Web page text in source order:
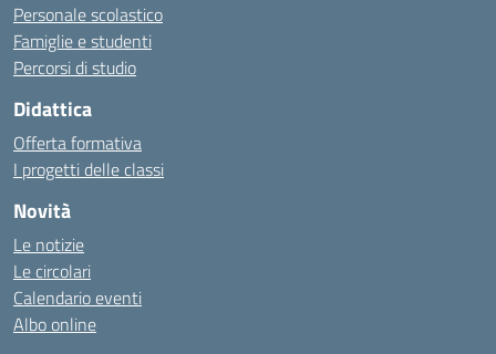
Personale scolastico
Famiglie e studenti
Percorsi di studio
Didattica
Offerta formativa
I progetti delle classi
Novità
Le notizie
Le circolari
Calendario eventi
Albo online